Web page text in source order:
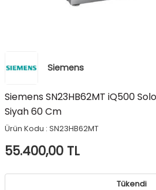
Siemens
Siemens SN23HB62MT iQ500
Siyah 60 Cm
Ürün Kodu : SN23HB62MT
55.400,00 TL
Tükendi